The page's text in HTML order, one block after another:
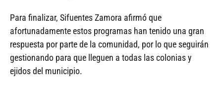
Para finalizar, Sifuentes Zamora afirmó que
afortunadamente estos programas han tenido una gran
respuesta por parte de la comunidad, por lo que seguirán
gestionando para que lleguen a todas las colonias y
ejidos del municipio.